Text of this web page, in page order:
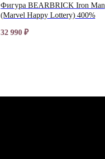
Фигура BEARBRICK Iron Man
(Marvel Happy Lottery) 400%
32 990 ₽